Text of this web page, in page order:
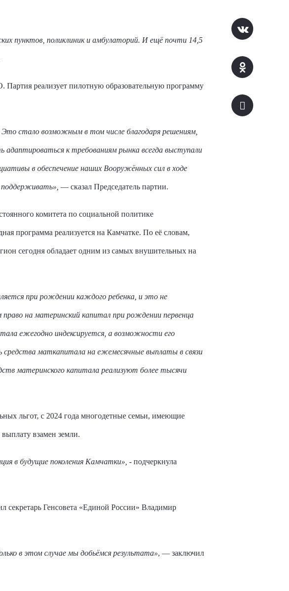
пунктов, поликлиник и амбулаторий. И ещё почти 14,5
реализует пилотную образовательную программу
стало возможным в том числе благодаря решениям,
адаптироваться к требованиям рынка всегда выступали
в обеспечение наших Вооружённых сил в ходе
— сказал Председатель партии.
комитета по социальной политике
программа реализуется на Камчатке. По её словам,
сегодня обладает одним из самых внушительных на
при рождении каждого ребенка, и это не
на материнский капитал при рождении первенца
ежегодно индексируется, а возможности его
средства маткапитала на ежемесячные выплаты в связи
материнского капитала реализуют более тысячи
льгот, с 2024 года многодетные семьи, имеющие
взамен земли.
в будущие поколения Камчатки», - подчеркнула
Генсовета «Единой России» Владимир
в этом случае мы добьёмся результата», — заключил